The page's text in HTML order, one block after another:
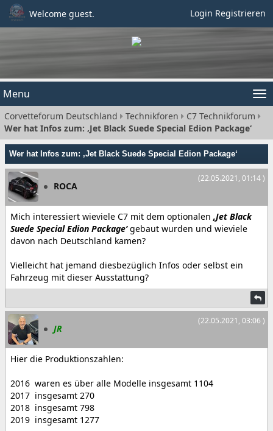
Welcome guest. Login Registrieren
Menu
Corvetteforum Deutschland Technikforen
C7 Technikforum
Wer hat Infos zum: ‚Jet Black Suede Special Edion Package‘
Wer hat Infos zum: ‚Jet Black Suede Special Edion Package‘
(22.05.2021, 01:14 )
ROCA
Mich interessiert wieviele C7 mit dem optionalen ‚Jet Black
Suede Special Edion Package‘gebaut wurden und wieviele
davon nach Deutschland kamen?
Vielleicht hat jemand diesbezüglich Infos oder selbst ein
Fahrzeug mit dieser Ausstattung?
(22.05.2021, 03:06 )
JR
Hier die Produktionszahlen:
2016 waren es über alle Modelle insgesamt 1104
2017 insgesamt 270
2018 insgesamt 798
2019 insgesamt 1277